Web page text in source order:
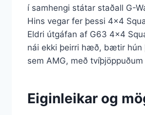
í samhengi státar staðall G-
Hins vegar fer þessi 4×4
Eldri útgáfan af G63 4×4
nái ekki þeirri hæð, bætir hún
sem AMG, með
Eiginleikar og